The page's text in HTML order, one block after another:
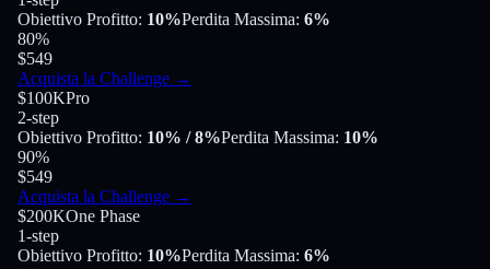
Obiettivo Profitto: 10%Perdita Massima: 6%
80%
$549
Acquista la Challenge →
$100KPro
2-step
Obiettivo Profitto: 10% / 8%Perdita Massima: 10%
90%
$549
Acquista la Challenge →
$200KOne Phase
1-step
Obiettivo Profitto: 10%Perdita Massima: 6%